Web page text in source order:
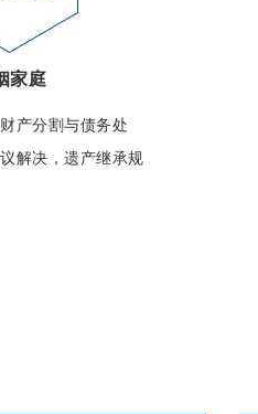
家庭
产分割与债务处
解决，遗产继承规